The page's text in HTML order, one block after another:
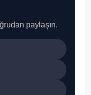
paylaşın.